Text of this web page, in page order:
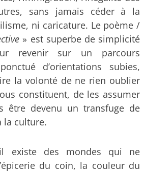
sans jamais céder à la
ni caricature. Le poème /
» est superbe de simplicité
revenir sur un parcours
d’orientations subies,
la volonté de ne rien oublier
constituent, de les assumer
être devenu un transfuge de
la culture.
existe des mondes qui ne
du coin, la couleur du